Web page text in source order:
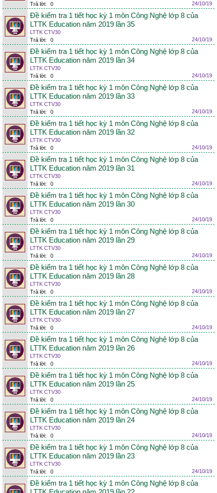
Trả lời:
0 24/10/19
Đề kiểm tra 1 tiết học kỳ 1 môn Công Nghệ lớp 8 của
LTTK Education năm 2019 lần 35
LTTK CTV30
Trả lời:
0 24/10/19
Đề kiểm tra 1 tiết học kỳ 1 môn Công Nghệ lớp 8 của
LTTK Education năm 2019 lần 34
LTTK CTV30
Trả lời:
0 24/10/19
Đề kiểm tra 1 tiết học kỳ 1 môn Công Nghệ lớp 8 của
LTTK Education năm 2019 lần 33
LTTK CTV30
Trả lời:
0 24/10/19
Đề kiểm tra 1 tiết học kỳ 1 môn Công Nghệ lớp 8 của
LTTK Education năm 2019 lần 32
LTTK CTV30
Trả lời:
0 24/10/19
Đề kiểm tra 1 tiết học kỳ 1 môn Công Nghệ lớp 8 của
LTTK Education năm 2019 lần 31
LTTK CTV30
Trả lời:
0 24/10/19
Đề kiểm tra 1 tiết học kỳ 1 môn Công Nghệ lớp 8 của
LTTK Education năm 2019 lần 30
LTTK CTV30
Trả lời:
0 24/10/19
Đề kiểm tra 1 tiết học kỳ 1 môn Công Nghệ lớp 8 của
LTTK Education năm 2019 lần 29
LTTK CTV30
Trả lời:
0 24/10/19
Đề kiểm tra 1 tiết học kỳ 1 môn Công Nghệ lớp 8 của
LTTK Education năm 2019 lần 28
LTTK CTV30
Trả lời:
0 24/10/19
Đề kiểm tra 1 tiết học kỳ 1 môn Công Nghệ lớp 8 của
LTTK Education năm 2019 lần 27
LTTK CTV30
Trả lời:
0 24/10/19
Đề kiểm tra 1 tiết học kỳ 1 môn Công Nghệ lớp 8 của
LTTK Education năm 2019 lần 26
LTTK CTV30
Trả lời:
0 24/10/19
Đề kiểm tra 1 tiết học kỳ 1 môn Công Nghệ lớp 8 của
LTTK Education năm 2019 lần 25
LTTK CTV30
Trả lời:
0 24/10/19
Đề kiểm tra 1 tiết học kỳ 1 môn Công Nghệ lớp 8 của
LTTK Education năm 2019 lần 24
LTTK CTV30
Trả lời:
0 24/10/19
Đề kiểm tra 1 tiết học kỳ 1 môn Công Nghệ lớp 8 của
LTTK Education năm 2019 lần 23
LTTK CTV30
Trả lời:
0 24/10/19
Đề kiểm tra 1 tiết học kỳ 1 môn Công Nghệ lớp 8 của